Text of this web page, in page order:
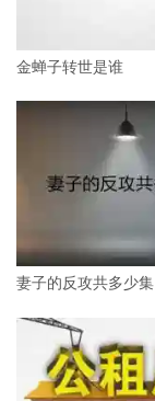
金蝉子转世是谁
妻子的反攻共多少集